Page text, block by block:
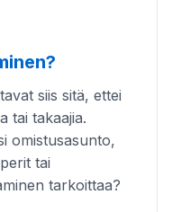
siis sitä, ettei
tai takaajia.
omistusasunto,
tai
tarkoittaa?